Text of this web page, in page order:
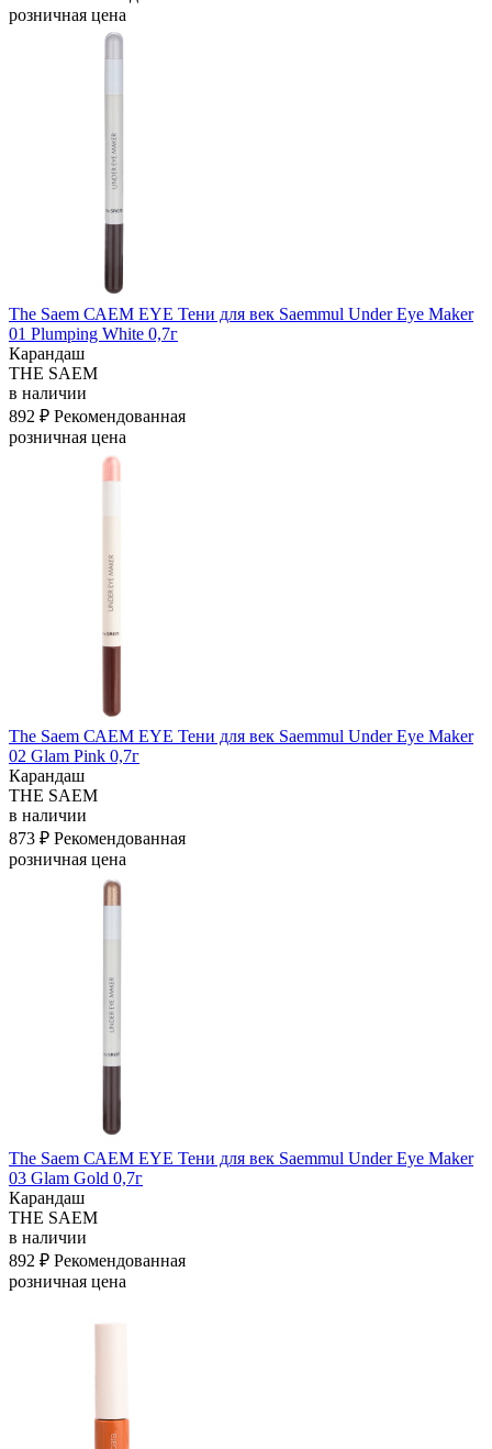
розничная цена
The Saem САЕМ EYE Тени для век Saemmul Under Eye Maker
01 Plumping White 0,7г
Карандаш
THE SAEM
в наличии
892 ₽ Рекомендованная
розничная цена
The Saem САЕМ EYE Тени для век Saemmul Under Eye Maker
02 Glam Pink 0,7г
Карандаш
THE SAEM
в наличии
873 ₽ Рекомендованная
розничная цена
The Saem САЕМ EYE Тени для век Saemmul Under Eye Maker
03 Glam Gold 0,7г
Карандаш
THE SAEM
в наличии
892 ₽ Рекомендованная
розничная цена